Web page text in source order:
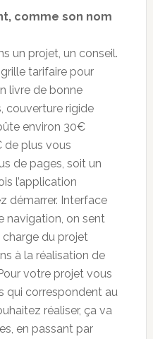
comme son nom
un projet, un conseil.
tarifaire pour
livre de bonne
couverture rigide
environ 30€
de plus vous
de pages, soit un
l’application
démarrer. Interface
navigation, on sent
du projet
à la réalisation de
votre projet vous
qui correspondent au
réaliser, ça va
en passant par